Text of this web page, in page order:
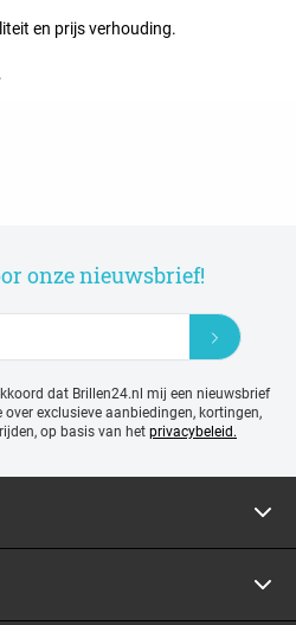
en prijs verhouding.
onze nieuwsbrief!
dat Brillen24.nl mij een nieuwsbrief
exclusieve aanbiedingen, kortingen,
op basis van het privacybeleid.